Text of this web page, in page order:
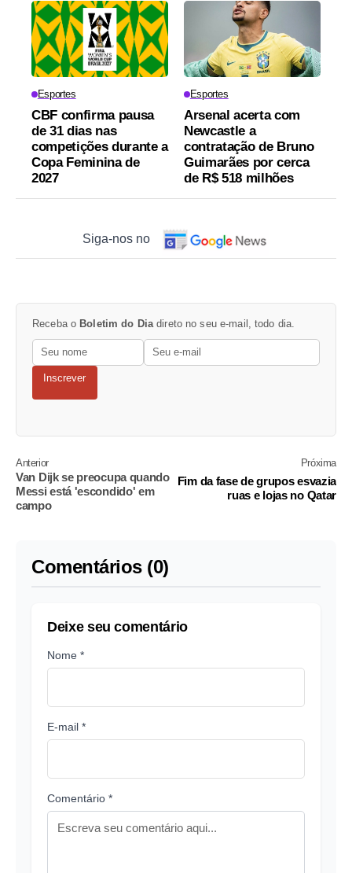
Esportes
CBF confirma pausa
de 31 dias nas
competições durante a
Copa Feminina de
2027
Esportes
Arsenal acerta com
Newcastle a
contratação de Bruno
Guimarães por cerca
de R$ 518 milhões
Siga-nos no
Receba o Boletim do Diadireto no seu e-mail, todo dia.
Inscrever
Anterior
Van Dijk se preocupa quando
Messi está 'escondido' em
campo
Próxima
Fim da fase de grupos esvazia
ruas e lojas no Qatar
Comentários (0)
Deixe seu comentário
Nome *
E-mail *
Comentário *